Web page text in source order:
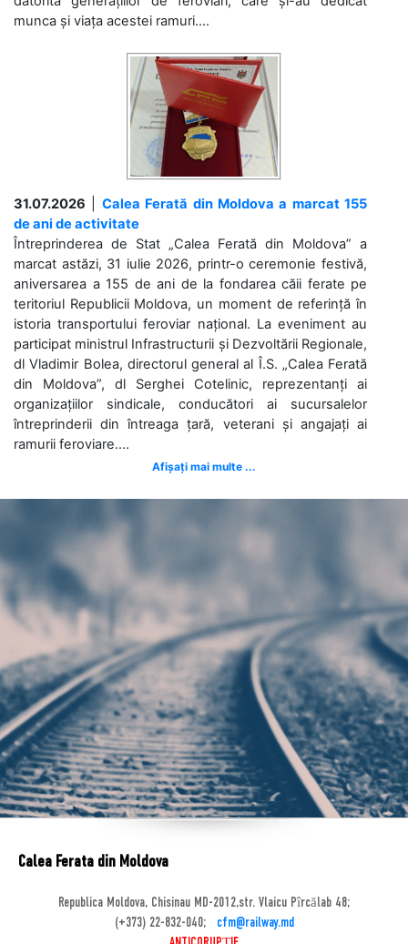
munca și viața acestei ramuri....
31.07.2026
Calea Ferată din Moldova a marcat 155
de ani de activitate
Întreprinderea de Stat „Calea Ferată din Moldova” a
marcat astăzi, 31 iulie 2026, printr-o ceremonie festivă,
aniversarea a 155 de ani de la fondarea căii ferate pe
teritoriul Republicii Moldova, un moment de referință în
istoria transportului feroviar național. La eveniment au
participat ministrul Infrastructurii și Dezvoltării Regionale,
dl Vladimir Bolea, directorul general al Î.S. „Calea Ferată
din Moldova”, dl Serghei Cotelinic, reprezentanți ai
organizațiilor sindicale, conducători ai sucursalelor
întreprinderii din întreaga țară, veterani și angajați ai
ramurii feroviare....
Afișați mai multe ...
Calea Ferata din Moldova
Republica Moldova, Chisinau MD-2012,str. Vlaicu Pîrcălab 48;
(+373) 22-832-040;
cfm@railway.md